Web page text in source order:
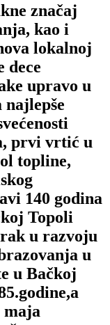
značaj
kao i
lokalnoj
dece
upravo u
najlepše
prvi vrtić u
topline,
140 godina
Topoli
u razvoju
u
u Bačkoj
maja